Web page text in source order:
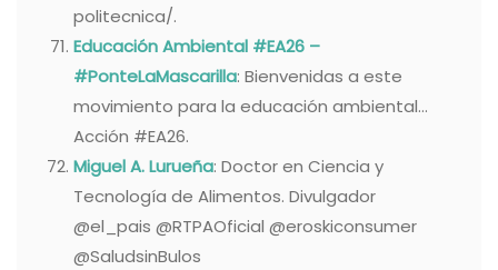
politecnica/.
Educación Ambiental #EA26 –
#PonteLaMascarilla: Bienvenidas a este
movimiento para la educación ambiental…
Acción #EA26.
Miguel A. Lurueña: Doctor en Ciencia y
Tecnología de Alimentos. Divulgador
@el_pais @RTPAOficial @eroskiconsumer
@SaludsinBulos